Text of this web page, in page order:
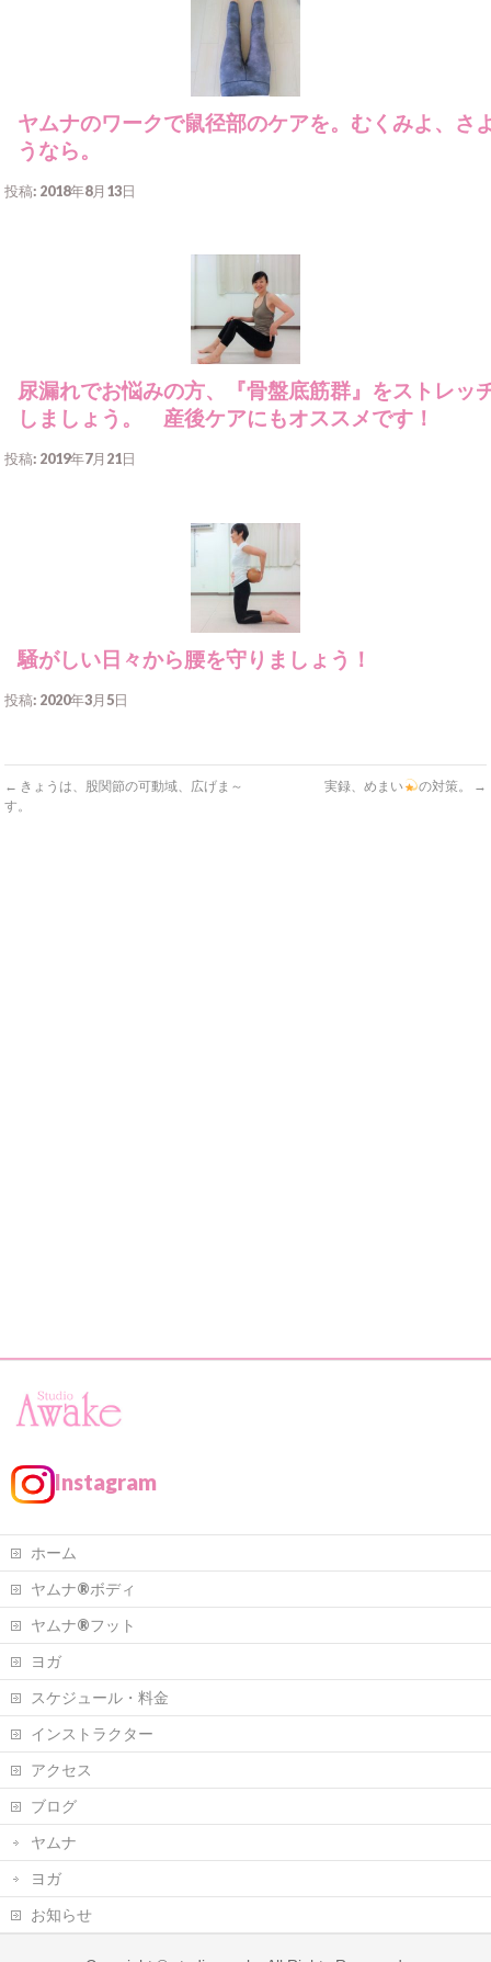
ヤムナのワークで鼠径部のケアを。むくみよ、さ
うなら。
投稿: 2018年8月13日
尿漏れでお悩みの方、『骨盤底筋群』をストレッ
しましょう。 産後ケアにもオススメです！
投稿: 2019年7月21日
騒がしい日々から腰を守りましょう！
投稿: 2020年3月5日
← きょうは、股関節の可動域、広げま～
す。
実録、めまい の対策。 →
Instagram
ホーム
ヤムナ®ボディ
ヤムナ®フット
ヨガ
スケジュール・料金
インストラクター
アクセス
ブログ
ヤムナ
ヨガ
お知らせ